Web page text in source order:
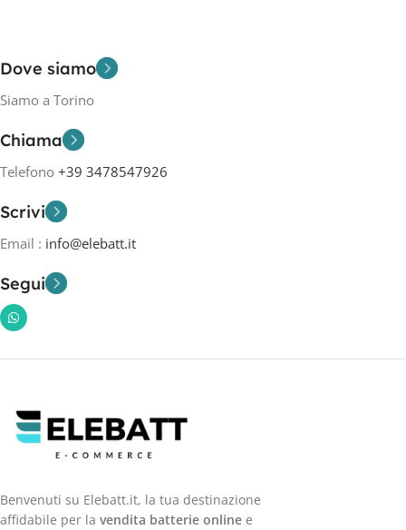
Dove siamo
Siamo a Torino
Chiama
Telefono +39 3478547926
Scrivi
Email : info@elebatt.it
Segui
Benvenuti su Elebatt.it, la tua destinazione
affidabile per la vendita batterie online e